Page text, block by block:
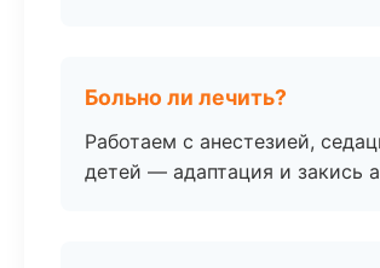
Больно ли лечить?
Работаем с анестезией,
детей — адаптация и закись